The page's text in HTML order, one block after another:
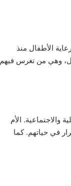
الأطفال منذ
وهي من تغرس فيهم
والاجتماعية. الأم
في حياتهم. كما